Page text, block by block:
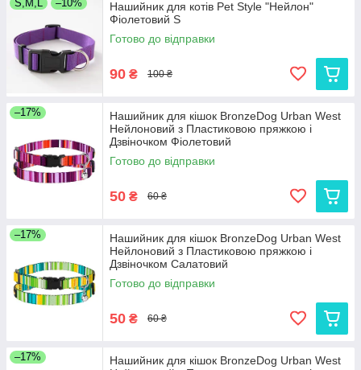
S,M,L –10%
Нашийник для котів Pet Style "Нейлон"
Фіолетовий S
Готово до відправки
90 ₴ 100 ₴
–17%
Нашийник для кішок BronzeDog Urban West
Нейлоновий з Пластиковою пряжкою і
Дзвіночком Фіолетовий
Готово до відправки
50 ₴ 60 ₴
–17%
Нашийник для кішок BronzeDog Urban West
Нейлоновий з Пластиковою пряжкою і
Дзвіночком Салатовий
Готово до відправки
50 ₴ 60 ₴
–17%
Нашийник для кішок BronzeDog Urban West